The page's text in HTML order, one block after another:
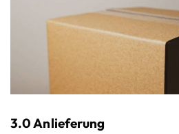
3.0 Anlieferung